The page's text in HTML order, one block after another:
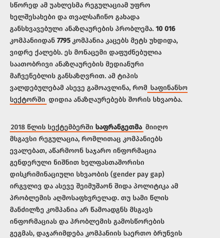
სწორედ ამ უახლესმა რეგულაციამ უფრო
ხელშესახები და თვალსაჩინო გახადა
განსხვავებული ანაზღაურების პრობლემა. 10 016
კომპანიიდან 7795კომპანია კაცებს მეტს უხდიდა,
ვიდრე ქალებს. ეს მონაცემი დაფუძნებულია
საათობრივი ანაზღაურების მედიანური
მაჩვენებლის განსაზღვრით. ამ ტიპის
ვალდებულებამ ასევე გამოავლინა, რომ საფინანსო
სექტორში დიდია ანაზღაურებებს შორის სხვაობა.
2018 წლის სექტემბერში საფრანგეთმა მიიღო
მსგავსი რეგულაცია, რომლითაც კომპანიებს
ევალებათ, აწარმოონ საჯარო ინფორმაცია
გენდერული ნიშნით ხელფასთაშორისი
დისკრიმინაციული სხვაობის (gender pay gap)
ირგვლივ და ასევე შეიმუშაონ შიდა პოლიტიკა ამ
პრობლემის აღმოსაფხვრელად. თუ სამი წლის
მანძილზე კომპანია არ წამოადგნს მსგავს
ინფორმაციას და პრობლემის გამოსწორების
გეგმას, დაჯარიმდება კომპანიის საერთო ბრუნვის